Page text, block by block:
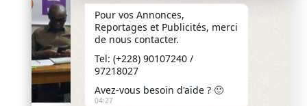
Pour vos Annonces,
Reportages et Publicités, merci
de nous contacter.
Tel: (+228) 90107240 /
97218027
Avez-vous besoin d'aide ? 🙂
04:27